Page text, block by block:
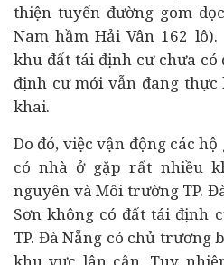
thiện tuyến đường gom
Nam hầm Hải Vân 162
khu đất tái định cư chưa có
định cư mới vẫn đang
khai.
Do đó, việc vận động các
có nhà ở gặp rất nhiều
nguyên và Môi trường TP.
Sơn không có đất tái định
TP. Đà Nẵng có chủ trương